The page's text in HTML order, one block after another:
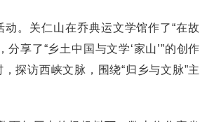
。关仁山在乔典运文学馆作了“在故
享了“乡土中国与文学‘家山’”的创作
探访西峡文脉，围绕“归乡与文脉”主